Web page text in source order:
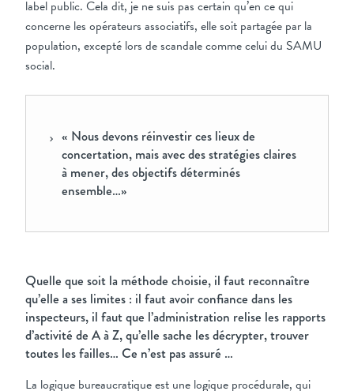
label public. Cela dit, je ne suis pas certain qu’en ce qui
concerne les opérateurs associatifs, elle soit partagée par la
population, excepté lors de scandale comme celui du SAMU
social.
« Nous devons réinvestir ces lieux de
concertation, mais avec des stratégies claires
à mener, des objectifs déterminés
ensemble…»
Quelle que soit la méthode choisie, il faut reconnaître
qu’elle a ses limites : il faut avoir confiance dans les
inspecteurs, il faut que l’administration relise les rapports
d’activité de A à Z, qu’elle sache les décrypter, trouver
toutes les failles… Ce n’est pas assuré …
La logique bureaucratique est une logique procédurale, qui